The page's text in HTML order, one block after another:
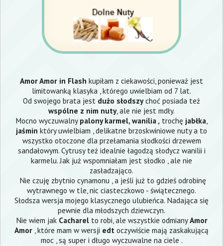
Amor Amor in Flash kupiłam z ciekawości, ponieważ jest
limitowanką klasyka , którego uwielbiam od 7 lat.
Od swojego brata jest dużo słodszychoć posiada też
wspólne z nim nuty, ale nie jest mdły.
Mocno wyczuwalny palony karmel, wanilia , trochę jabłka,
jaśmin który uwielbiam , delikatne brzoskwiniowe nuty a to
wszystko otoczone dla przełamania słodkości drzewem
sandałowym. Cytrusy też idealnie łagodzą słodycz wanilii i
karmelu. Jak już wspomniałam jest słodko , ale nie
zasładzająco.
Nie czuję zbytnio cynamonu , a jeśli już to gdzieś odrobinę
wytrawnego w tle, nic ciasteczkowo - świątecznego.
Słodsza wersja mojego klasycznego ulubieńca. Nadająca się
pewnie dla młodszych dziewczyn.
Nie wiem jak Cacharelto robi, ale wszystkie odmianyAmor
Amor , które mam w wersji edt oczywiście mają zaskakującą
moc , są super i długo wyczuwalne na ciele .